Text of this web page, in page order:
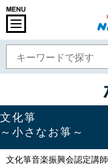
文化箏
～小さなお箏～
文化箏音楽振興会認定講